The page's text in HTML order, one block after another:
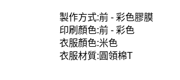
製作方式:前 - 彩色膠膜
印刷顏色:前 - 彩色
衣服顏色:米色
衣服材質:圓領棉T